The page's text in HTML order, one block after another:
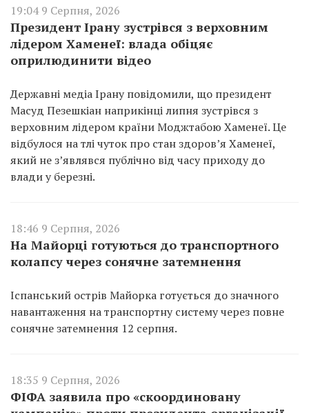
19:04 9 Серпня, 2026
Президент Ірану зустрівся з верховним
лідером Хаменеї: влада обіцяє
оприлюдинити відео
Державні медіа Ірану повідомили, що президент
Масуд Пезешкіан наприкінці липня зустрівся з
верховним лідером країни Моджтабою Хаменеї. Це
відбулося на тлі чуток про стан здоров’я Хаменеї,
який не з’являвся публічно від часу приходу до
влади у березні.
18:46 9 Серпня, 2026
На Майорці готуються до транспортного
колапсу через сонячне затемнення
Іспанський острів Майорка готується до значного
навантаження на транспортну систему через повне
сонячне затемнення 12 серпня.
18:35 9 Серпня, 2026
ФІФА заявила про «скоординовану